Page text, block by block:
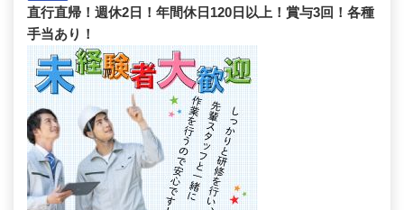
直行直帰！週休2日！年間休日120日以上！賞与3回！各種
手当あり！